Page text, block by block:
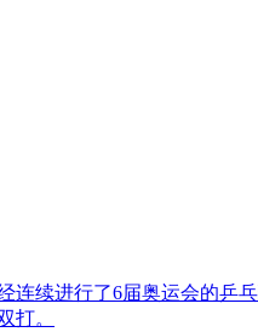
续进行了6届奥运会的乒乓
打。